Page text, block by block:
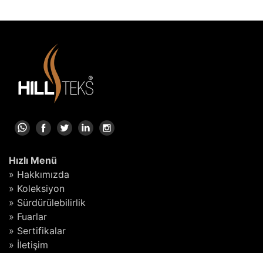
Hızlı Menü
» Hakkımızda
» Koleksiyon
» Sürdürülebilirlik
» Fuarlar
» Sertifikalar
» İletişim